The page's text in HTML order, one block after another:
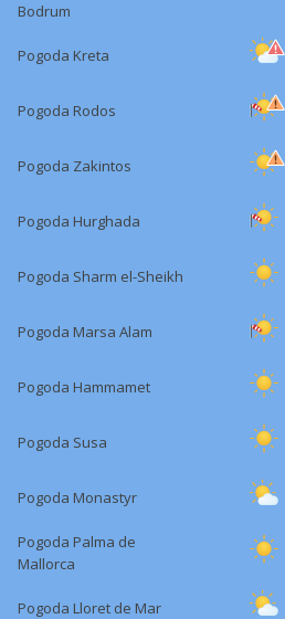
Bodrum
Pogoda Kreta
Pogoda Rodos
Pogoda Zakintos
Pogoda Hurghada
Pogoda Sharm el-Sheikh
Pogoda Marsa Alam
Pogoda Hammamet
Pogoda Susa
Pogoda Monastyr
Pogoda Palma de
Mallorca
Pogoda Lloret de Mar